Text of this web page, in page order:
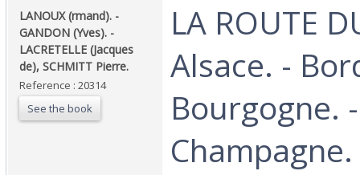
‎LANOUX (rmand). -
GANDON (Yves). -
LACRETELLE (Jacques
de), SCHMITT Pierre.‎
Reference : 20314
See the book
‎LA ROUTE
Alsace. -
Bourgogne. -
Champagne.‎